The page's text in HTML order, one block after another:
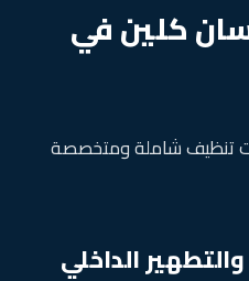
كلين في
تنظيف شاملة ومتخصصة
الداخلي